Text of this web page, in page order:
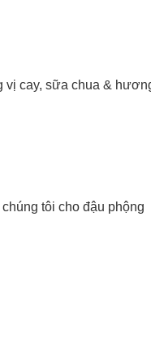
vị cay, sữa chua &
tôi cho đậu phộng